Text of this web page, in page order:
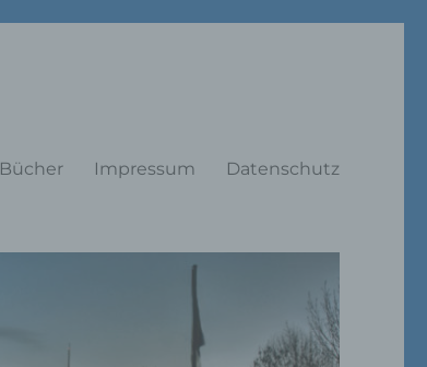
Bücher Impressum Datenschutz